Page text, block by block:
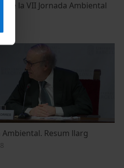
de la VII Jornada Ambiental
Ambiental. Resum llarg